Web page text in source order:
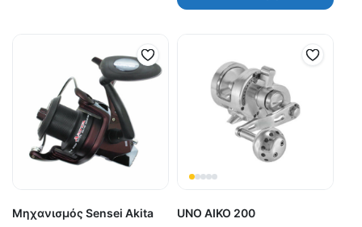
Μηχανισμός Sensei Akita UNO ΑΙΚΟ 200